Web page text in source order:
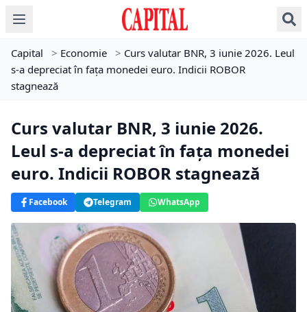
Capital > Economie > Curs valutar BNR, 3 iunie 2026. Leul
s-a depreciat în fața monedei euro. Indicii ROBOR
stagnează
Curs valutar BNR, 3 iunie 2026.
Leul s-a depreciat în fața monedei
euro. Indicii ROBOR stagnează
Facebook Telegram WhatsApp